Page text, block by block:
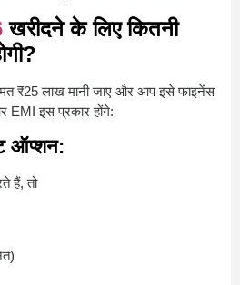
खरीदने के लिए कितनी
₹25 लाख मानी जाए और आप इसे फाइनेंस
EMI इस प्रकार होंगे:
ऑप्शन:
हैं, तो